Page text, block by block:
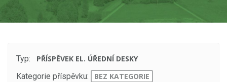
Typ:
PŘÍSPĚVEK EL. ÚŘEDNÍ DESKY
Kategorie příspěvku:
BEZ KATEGORIE